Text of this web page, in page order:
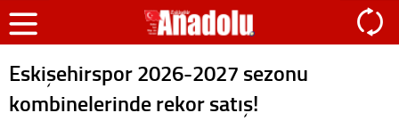
Eskişehirspor 2026-2027 sezonu
kombinelerinde rekor satış!